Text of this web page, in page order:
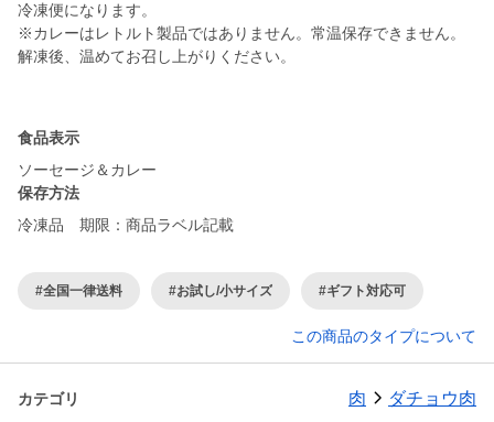
冷凍便になります。
※カレーはレトルト製品ではありません。常温保存できません。
解凍後、温めてお召し上がりください。
食品表示
ソーセージ＆カレー
保存方法
冷凍品 期限：商品ラベル記載
#全国一律送料 #お試し/小サイズ #ギフト対応可
この商品のタイプについて
カテゴリ 肉 ダチョウ肉